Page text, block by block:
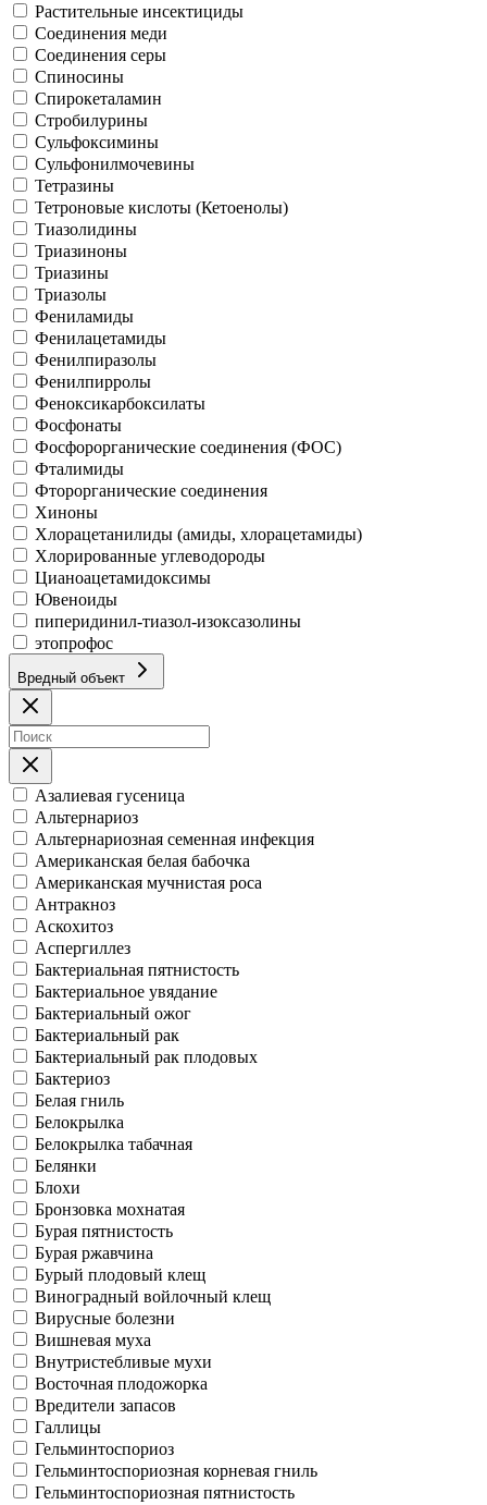
Растительные инсектициды
Соединения меди
Соединения серы
Спиносины
Спирокеталамин
Стробилурины
Сульфоксимины
Сульфонилмочевины
Тетразины
Тетроновые кислоты (Кетоенолы)
Тиазолидины
Триазиноны
Триазины
Триазолы
Фениламиды
Фенилацетамиды
Фенилпиразолы
Фенилпирролы
Феноксикарбоксилаты
Фосфонаты
Фосфорорганические соединения (ФОС)
Фталимиды
Фторорганические соединения
Хиноны
Хлорацетанилиды (амиды, хлорацетамиды)
Хлорированные углеводороды
Цианоацетамидоксимы
Ювеноиды
пиперидинил-тиазол-изоксазолины
этопрофос
Вредный объект
Азалиевая гусеница
Альтернариоз
Альтернариозная семенная инфекция
Американская белая бабочка
Американская мучнистая роса
Антракноз
Аскохитоз
Аспергиллез
Бактериальная пятнистость
Бактериальное увядание
Бактериальный ожог
Бактериальный рак
Бактериальный рак плодовых
Бактериоз
Белая гниль
Белокрылка
Белокрылка табачная
Белянки
Блохи
Бронзовка мохнатая
Бурая пятнистость
Бурая ржавчина
Бурый плодовый клещ
Виноградный войлочный клещ
Вирусные болезни
Вишневая муха
Внутристебливые мухи
Восточная плодожорка
Вредители запасов
Галлицы
Гельминтоспориоз
Гельминтоспориозная корневая гниль
Гельминтоспориозная пятнистость